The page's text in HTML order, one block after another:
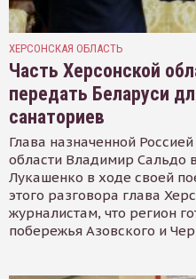
ХЕРСОНСКАЯ ОБЛАСТЬ
Часть Херсонской
передать Беларуси
санаториев
Глава назначенной
области Владимир Сальдо
Лукашенко в ходе своей
этого разговора глава
журналистам, что регион
побережья Азовского и